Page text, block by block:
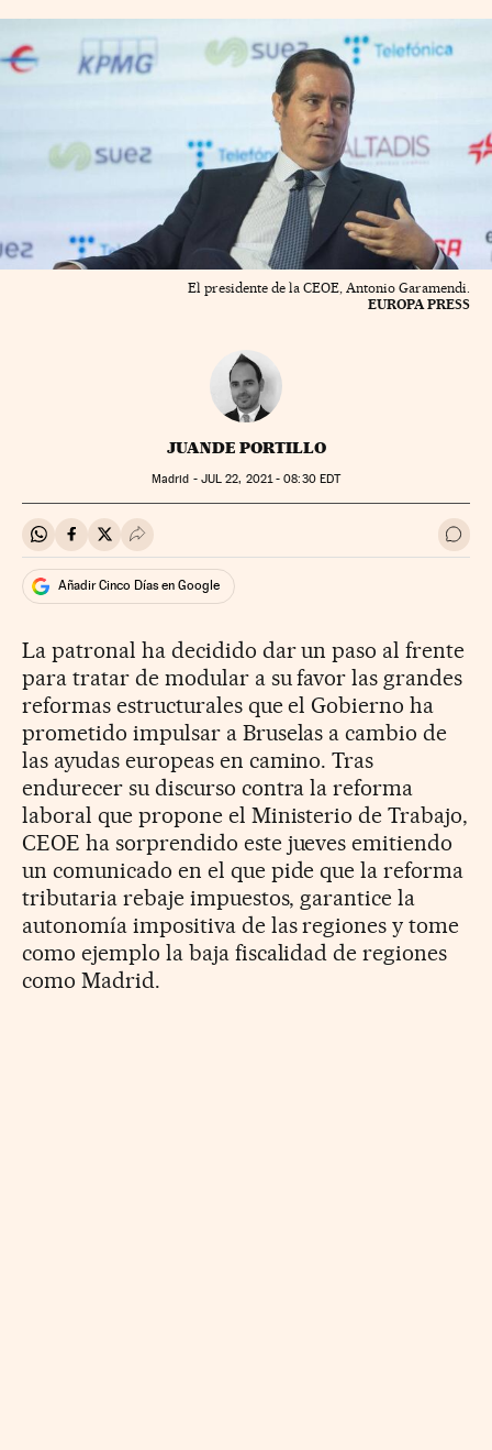
El presidente de la CEOE, Antonio Garamendi.
EUROPA PRESS
JUANDE PORTILLO
Madrid - JUL 22, 2021 - 08:30EDT
Compartir en Whatsapp
Compartir en Facebook
Compartir en Twitter
Desplegar Redes Sociales Ir a
Añadir Cinco Días en Google
La patronal ha decidido dar un paso al frente
para tratar de modular a su favor las grandes
reformas estructurales que el Gobierno ha
prometido impulsar a Bruselas a cambio de
las ayudas europeas en camino. Tras
endurecer su discurso contra la reforma
laboral que propone el Ministerio de Trabajo,
CEOE ha sorprendido este jueves emitiendo
un comunicado en el que pide que la reforma
tributaria rebaje impuestos, garantice la
autonomía impositiva de las regiones y tome
como ejemplo la baja fiscalidad de regiones
como Madrid.